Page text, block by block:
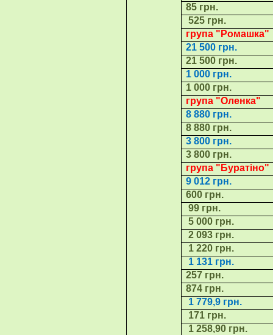
85 грн.
525 грн.
група " Ромашка"
21 500 грн.
21 500 грн.
1 000 грн.
1 000 грн.
група "Оленка"
8 880 грн.
8 880 грн.
3 800 грн.
3 800 грн.
група " Буратіно"
9 012 грн.
600 грн.
99 грн.
5 000 грн.
2 093 грн.
1 220 грн.
1 131 грн.
257 грн.
874 грн.
1 779,9 грн.
171 грн.
1 258,90 грн.